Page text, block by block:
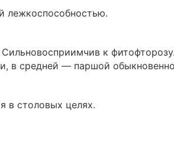
лежкоспособностью.
к
в средней — паршой
в столовых целях.